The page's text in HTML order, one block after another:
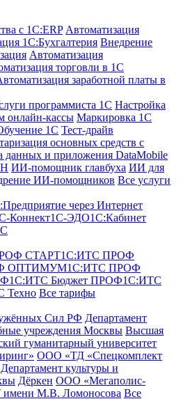
с 1C:ERP Автоматизация
1С:Бухгалтерия Внедрение
Автоматизация
торговли в 1С
заработной платы в
программиста 1С Настройка
онлайн-кассы Маркировка 1С
1С Тест-драйв
основных средств с
данных и приложения DataMobile
ИИ-помощник главбуха ИИ для
ИИ-помощников Все услуги
через Интернет
1С-ЭДО1С:Кабинет
СТАРТ1С:ИТС ПРОФ
ОПТИМУМ1С:ИТС ПРОФ
1С:ИТС Бюджет ПРОФ1С:ИТС
Техно Все тарифы
Сил РФ Департамент
учреждения Москвы Высшая
гуманитарный университет
ООО «ТД «Спецкомплект
Департамент культуры и
Дёркен ООО «Мегаполис-
М.В. Ломоносова Все